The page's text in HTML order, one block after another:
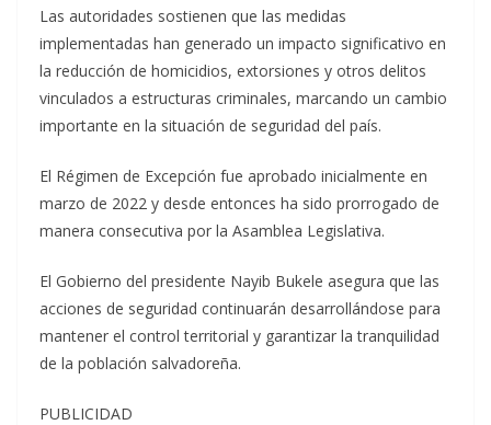
Las autoridades sostienen que las medidas
implementadas han generado un impacto significativo en
la reducción de homicidios, extorsiones y otros delitos
vinculados a estructuras criminales, marcando un cambio
importante en la situación de seguridad del país.
El Régimen de Excepción fue aprobado inicialmente en
marzo de 2022 y desde entonces ha sido prorrogado de
manera consecutiva por la Asamblea Legislativa.
El Gobierno del presidente Nayib Bukele asegura que las
acciones de seguridad continuarán desarrollándose para
mantener el control territorial y garantizar la tranquilidad
de la población salvadoreña.
PUBLICIDAD